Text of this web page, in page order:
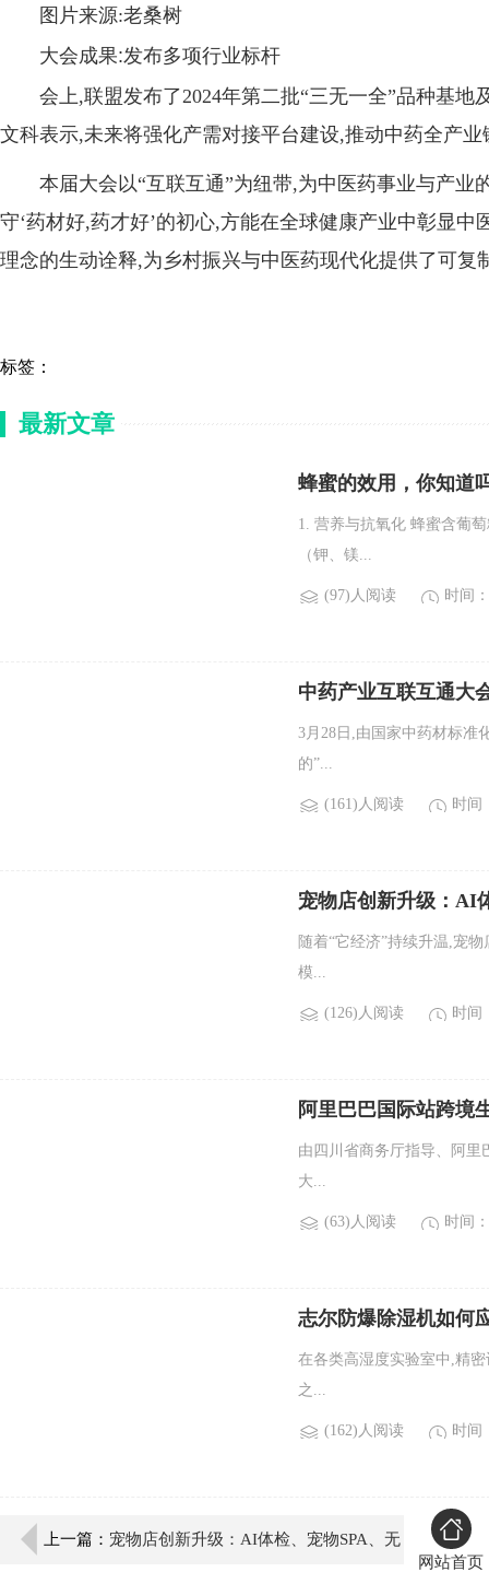
图片来源:老桑树
大会成果:发布多项行业标杆
会上,联盟发布了2024年第二批“三无一全”品种基
文科表示,未来将强化产需对接平台建设,推动中药全产
本届大会以“互联互通”为纽带,为中医药事业与产
守‘药材好,药才好’的初心,方能在全球健康产业中彰显
理念的生动诠释,为乡村振兴与中医药现代化提供了可
标签：
最新文章
蜂蜜的效用，你知道
1. 营养与抗氧化 蜂蜜含葡
（钾、镁...
(97)人阅读 时间
中药产业互联互通大
3月28日,由国家中药材标准
的”...
(161)人阅读 时间
宠物店创新升级：AI
随着“它经济”持续升温,宠
模...
(126)人阅读 时间
阿里巴巴国际站跨境
由四川省商务厅指导、阿
大...
(63)人阅读 时间
志尔防爆除湿机如何
在各类高湿度实验室中,精
之...
(162)人阅读 时间
上一篇： 宠物店创新升级：AI体检、宠物SPA、无
网站首页